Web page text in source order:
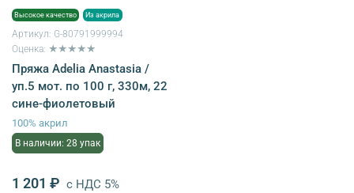
Высокое качество Из акрила
Артикул: G-80791999994
Оценка: ★★★★★
Пряжа Adelia Anastasia /
уп.5 мот. по 100 г, 330м, 22
сине-фиолетовый
100% акрил
В наличии: 28 упак
1 201 ₽ с НДС 5%